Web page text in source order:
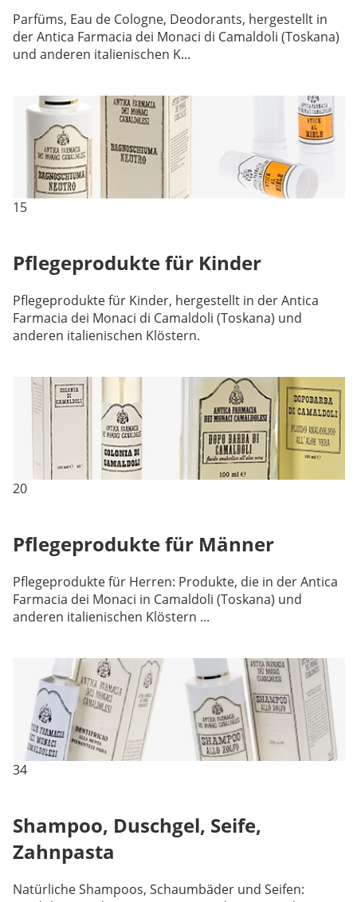
Parfüms, Eau de Cologne, Deodorants, hergestellt in
der Antica Farmacia dei Monaci di Camaldoli (Toskana)
und anderen italienischen K...
15
Pflegeprodukte für Kinder
Pflegeprodukte für Kinder, hergestellt in der Antica
Farmacia dei Monaci di Camaldoli (Toskana) und
anderen italienischen Klöstern.
20
Pflegeprodukte für Männer
Pflegeprodukte für Herren: Produkte, die in der Antica
Farmacia dei Monaci in Camaldoli (Toskana) und
anderen italienischen Klöstern ...
34
Shampoo, Duschgel, Seife,
Zahnpasta
Natürliche Shampoos, Schaumbäder und Seifen: